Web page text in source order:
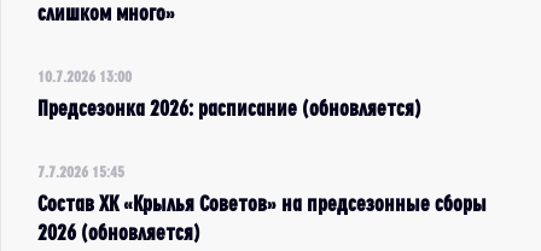
слишком много»
10.7.2026 13:00
Предсезонка 2026: расписание (обновляется)
7.7.2026 15:45
Состав ХК «Крылья Советов» на предсезонные сборы
2026 (обновляется)